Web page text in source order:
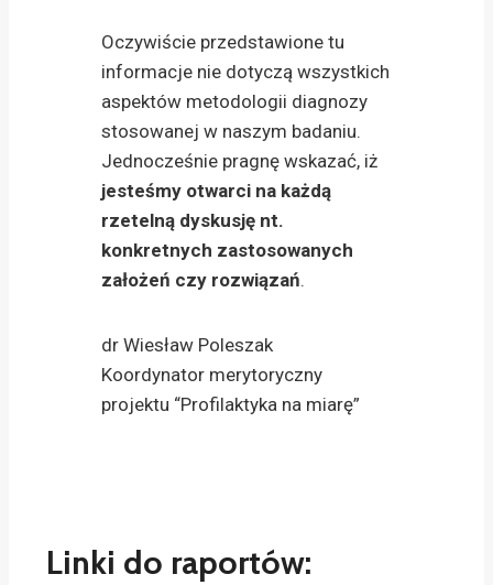
Oczywiście przedstawione tu
informacje nie dotyczą wszystkich
aspektów metodologii diagnozy
stosowanej w naszym badaniu.
Jednocześnie pragnę wskazać, iż
jesteśmy otwarci na każdą
rzetelną dyskusję nt.
konkretnych zastosowanych
założeń czy rozwiązań.
dr Wiesław Poleszak
Koordynator merytoryczny
projektu “Profilaktyka na miarę”
Linki do raportów: